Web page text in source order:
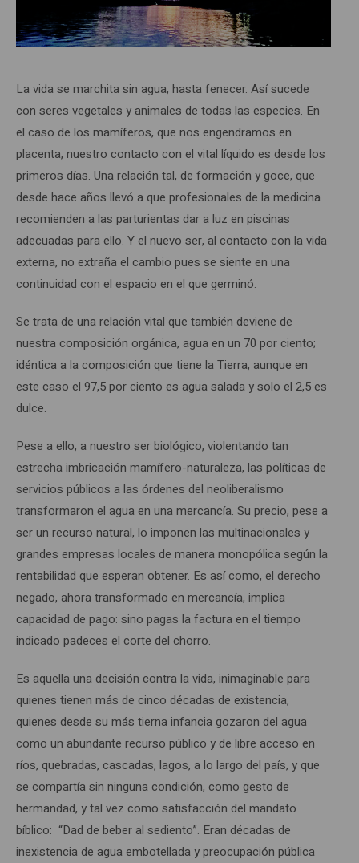
La vida se marchita sin agua, hasta fenecer. Así sucede
con seres vegetales y animales de todas las especies. En
el caso de los mamíferos, que nos engendramos en
placenta, nuestro contacto con el vital líquido es desde los
primeros días. Una relación tal, de formación y goce, que
desde hace años llevó a que profesionales de la medicina
recomienden a las parturientas dar a luz en piscinas
adecuadas para ello. Y el nuevo ser, al contacto con la vida
externa, no extraña el cambio pues se siente en una
continuidad con el espacio en el que germinó.
Se trata de una relación vital que también deviene de
nuestra composición orgánica, agua en un 70 por ciento;
idéntica a la composición que tiene la Tierra, aunque en
este caso el 97,5 por ciento es agua salada y solo el 2,5 es
dulce.
Pese a ello, a nuestro ser biológico, violentando tan
estrecha imbricación mamífero-naturaleza, las políticas de
servicios públicos a las órdenes del neoliberalismo
transformaron el agua en una mercancía. Su precio, pese a
ser un recurso natural, lo imponen las multinacionales y
grandes empresas locales de manera monopólica según la
rentabilidad que esperan obtener. Es así como, el derecho
negado, ahora transformado en mercancía, implica
capacidad de pago: sino pagas la factura en el tiempo
indicado padeces el corte del chorro.
Es aquella una decisión contra la vida, inimaginable para
quienes tienen más de cinco décadas de existencia,
quienes desde su más tierna infancia gozaron del agua
como un abundante recurso público y de libre acceso en
ríos, quebradas, cascadas, lagos, a lo largo del país, y que
se compartía sin ninguna condición, como gesto de
hermandad, y tal vez como satisfacción del mandato
bíblico: “Dad de beber al sediento”. Eran décadas de
inexistencia de agua embotellada y preocupación pública